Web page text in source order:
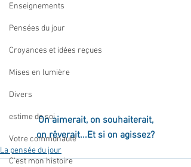
Enseignements
Pensées du jour
Croyances et idées reçues
Mises en lumière
Divers
estime de soi
Votre communauté
C'est mon histoire
On aimerait, on souhaiterait,
on rêverait...Et si on agissez?
La pensée du jour